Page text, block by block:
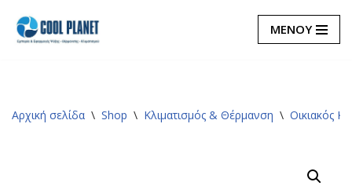
Μεταπηδήστε
ΜΕΝΟΥ
Αρχική σελίδα \ Shop \ Κλιματισμός & Θέρμανση \ Οικιακός